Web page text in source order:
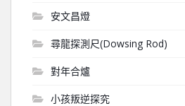
安文昌燈
尋龍探測尺(Dowsing Rod)
對年合爐
小孩叛逆探究